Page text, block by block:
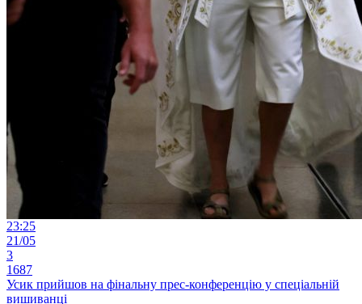
23:25
21/05
3
1687
Усик прийшов на фінальну прес-конференцію у спеціальній
вишиванці